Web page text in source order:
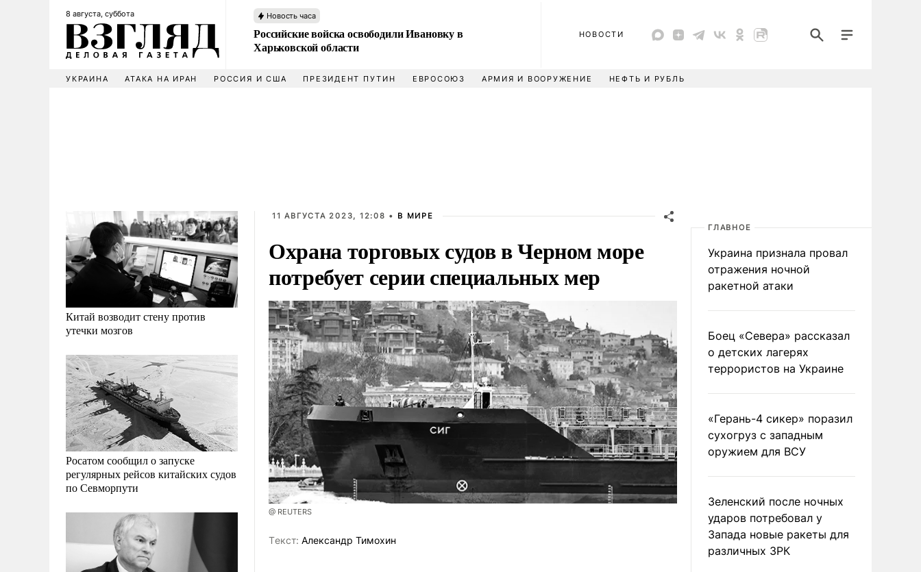
8 августа, суббота Новость часа
Российские войска освободили Ивановку в
Харьковской области
НОВОСТИ
УКРАИНА АТАКА НА ИРАН РОССИЯ И США ПРЕЗИДЕНТ ПУТИН ЕВРОСОЮЗ АРМИЯ И ВООРУЖЕНИЕ НЕФТЬ И РУБЛЬ
Китай возводит стену против
утечки мозгов
Росатом сообщил о запуске
регулярных рейсов китайских судов
по Севморпути
11 АВГУСТА 2023, 12:08 • В МИРЕ
Охрана торговых судов в Черном море
потребует серии специальных мер
@ REUTERS
Tекст: Александр Тимохин
ГЛАВНОЕ
Украина признала провал
отражения ночной
ракетной атаки
Боец «Севера» рассказал
о детских лагерях
террористов на Украине
«Герань-4 сикер» поразил
сухогруз с западным
оружием для ВСУ
Зеленский после ночных
ударов потребовал у
Запада новые ракеты для
различных ЗРК